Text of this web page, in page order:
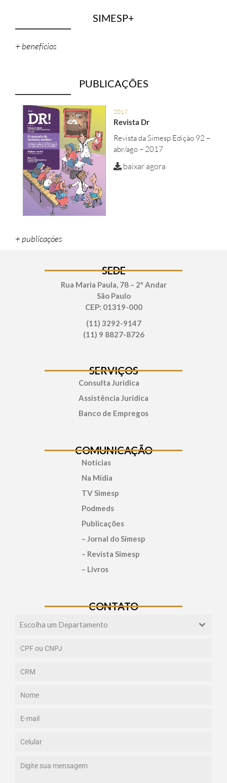
SIMESP+
+ benefícios
PUBLICAÇÕES
2017
Revista Dr
Revista da Simesp Edição 92 –
abr/ago – 2017
baixar agora
+ publicações
SEDE
Rua Maria Paula, 78 – 2º Andar
São Paulo
CEP: 01319-000
(11) 3292-9147
(11) 9 8827-8726
SERVIÇOS
Consulta Jurídica
Assistência Jurídica
Banco de Empregos
COMUNICAÇÃO
Notícias
Na Mídia
TV Simesp
Podmeds
Publicações
– Jornal do Simesp
– Revista Simesp
– Livros
CONTATO
Escolha um Departamento